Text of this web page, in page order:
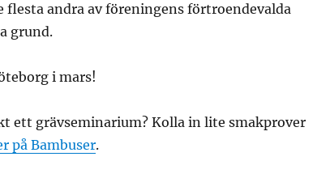
flesta andra av föreningens förtroendevalda
grund.
i mars!
ett grävseminarium? Kolla in lite smakprover
på Bambuser.